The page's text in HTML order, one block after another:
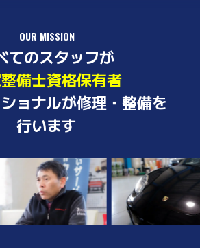
OUR MISSION
てのスタッフが
備士資格保有者
ョナルが修理・整備を
行います